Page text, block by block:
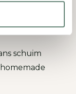
schuim